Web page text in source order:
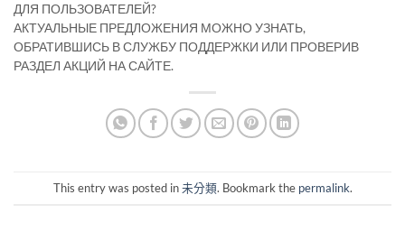
ДЛЯ ПОЛЬЗОВАТЕЛЕЙ?
АКТУАЛЬНЫЕ ПРЕДЛОЖЕНИЯ МОЖНО УЗНАТЬ,
ОБРАТИВШИСЬ В СЛУЖБУ ПОДДЕРЖКИ ИЛИ ПРОВЕРИВ
РАЗДЕЛ АКЦИЙ НА САЙТЕ.
This entry was posted in未分類. Bookmark the permalink.